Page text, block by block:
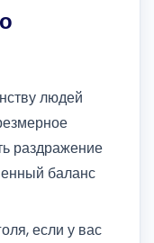
людей
раздражение
баланс
если у вас